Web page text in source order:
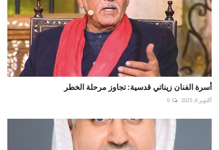
أسرة الفنان زيناتي قدسية: تجاوز مرحلة الخطر
أكتوبر 6, 2025 0